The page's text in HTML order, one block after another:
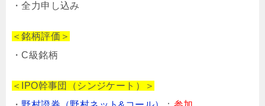
・全力申し込み
＜銘柄評価＞
・C級銘柄
＜IPO幹事団（シンジケート）＞